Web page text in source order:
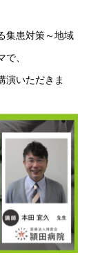
集患対策～地域
、
演いただきま